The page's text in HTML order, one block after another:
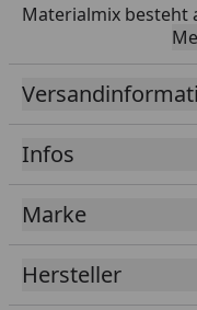
Materialmix besteht
hitzeabweisendem
nicht nur die
stabile Standund
Langlebigkeit.
innovative 1-
912x175 mm).
bereits integriert.
Infos
Marke
Hersteller